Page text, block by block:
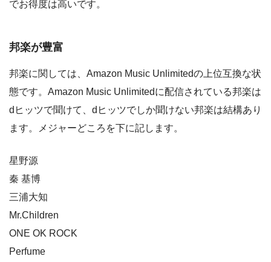
でお得度は高いです。
邦楽が豊富
邦楽に関しては、Amazon Music Unlimitedの上位互換な状
態です。Amazon Music Unlimitedに配信されている邦楽は
dヒッツで聞けて、dヒッツでしか聞けない邦楽は結構あり
ます。メジャーどころを下に記します。
星野源
秦 基博
三浦大知
Mr.Children
ONE OK ROCK
Perfume